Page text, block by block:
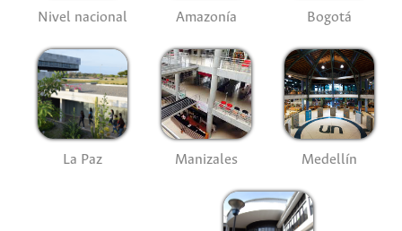
Nivel nacional Amazonía Bogotá
La Paz Manizales Medellín